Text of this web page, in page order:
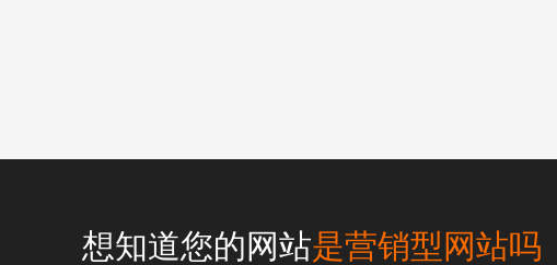
想知道您的网站是营销型网站吗